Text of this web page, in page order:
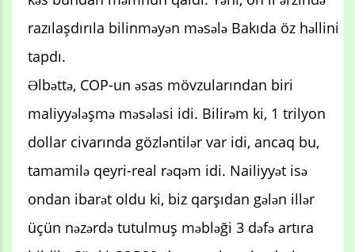
razılaşdırıla bilinməyən məsələ Bakıda öz həllini
tapdı.
Əlbəttə, COP-un əsas mövzularından biri
maliyyələşmə məsələsi idi. Bilirəm ki, 1 trilyon
dollar civarında gözləntilər var idi, ancaq bu,
tamamilə qeyri-real rəqəm idi. Nailiyyət isə
ondan ibarət oldu ki, biz qarşıdan gələn illər
üçün nəzərdə tutulmuş məbləği 3 dəfə artıra